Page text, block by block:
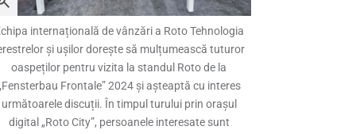
internațională de vânzări a Roto Tehnologia
și ușilor dorește să mulțumească tuturor
oaspeților pentru vizita la standul Roto de la
Frontale” 2024 și așteaptă cu interes
următoarele discuții. În timpul turului prin orașul
digital „Roto City”, persoanele interesate sunt